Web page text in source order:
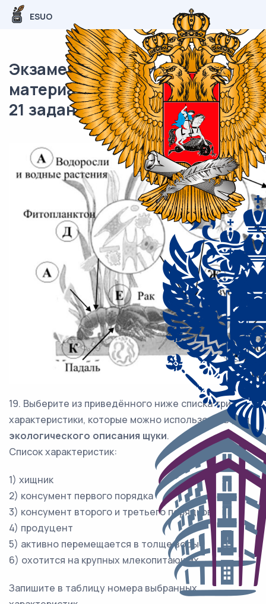
ESUO
Экзаменационный (типовой)
материал ОГЭ / Биология / 19-
21 задания (24) / 28
19. Выберите из приведённого ниже списка три
характеристики, которые можно использовать для
экологического описания щуки.
Список характеристик:
1) хищник
2) консумент первого порядка
3) консумент второго и третьего порядков
4) продуцент
5) активно перемещается в толще воды
6) охотится на крупных млекопитающих
Запишите в таблицу номера выбранных